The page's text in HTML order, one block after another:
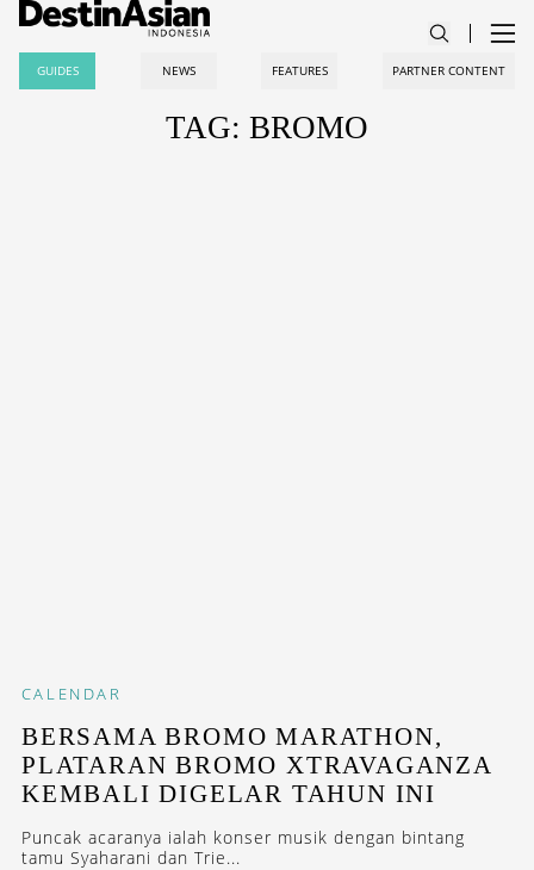
GUIDES NEWS FEATURES PARTNER CONTENT
TAG: BROMO
CALENDAR
BERSAMA BROMO MARATHON,
PLATARAN BROMO XTRAVAGANZA
KEMBALI DIGELAR TAHUN INI
Puncak acaranya ialah konser musik dengan bintang
tamu Syaharani dan Trie...